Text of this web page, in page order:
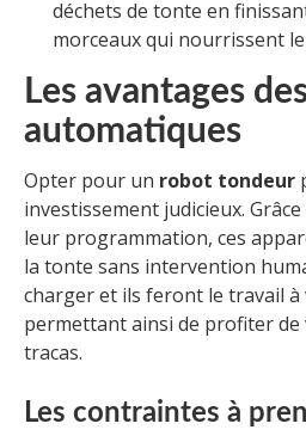
déchets de tonte en
morceaux qui nourrissent
Les avantages
automatiques
Opter pour un robot tondeur
investissement judicieux.
leur programmation, ces
la tonte sans intervention
charger et ils feront le travail à
permettant ainsi de profiter de
tracas.
Les contraintes à